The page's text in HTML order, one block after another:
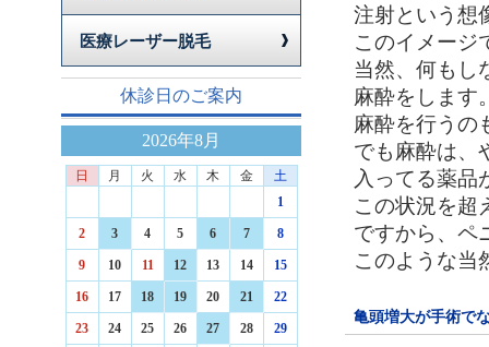
医療レーザー脱毛
休診日のご案内
2026年8月
日 月 火 水 木 金
土
1
2 3 4 5 6 7 8
9 10 11 12 13 14 15
16 17 18 19 20 21 22
23 24 25 26 27 28 29
注射という想
このイメージ
当然、何もし
麻酔をします
麻酔を行うの
でも麻酔は、
入ってる薬品
この状況を超
ですから、ペ
このような当
亀頭増大が手術で